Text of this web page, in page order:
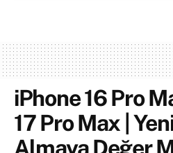
iPhone 16 Pro
17 Pro Max |